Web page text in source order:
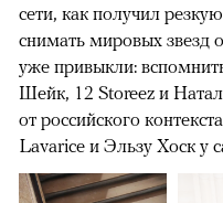
сети, как получил
снимать мировых звезд
уже привыкли:
Шейк, 12 Storeez и
от российского
Lavarice и Эльзу Хоск у